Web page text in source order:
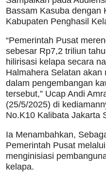
Bassam Kasuba dengan
Kabupaten Penghasil
“Pemerintah Pusat
sebesar Rp7,2 triliun
hilirisasi kelapa secara
Halmahera Selatan
dalam pengembangan
tersebut,” Ucap Andi
(25/5/2025) di
No.K10 Kalibata Jakarta
Ia Menambahkan,
Pemerintah Pusat
menginisiasi
kelapa.